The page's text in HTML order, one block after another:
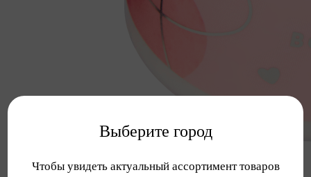
Выберите город
Чтобы увидеть актуальный ассортимент товаров